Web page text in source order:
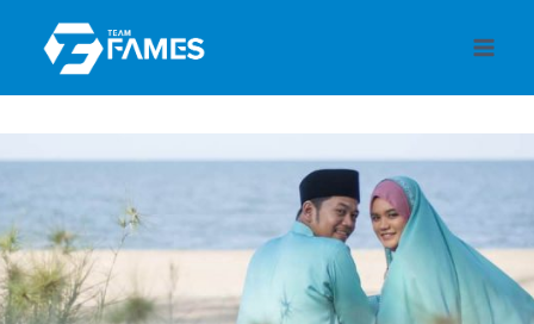
content